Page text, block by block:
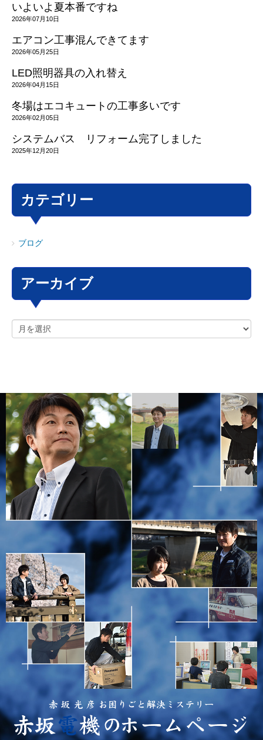
いよいよ夏本番ですね
2026年07月10日
エアコン工事混んできてます
2026年05月25日
LED照明器具の入れ替え
2026年04月15日
冬場はエコキュートの工事多いです
2026年02月05日
システムバス リフォーム完了しました
2025年12月20日
カテゴリー
ブログ
アーカイブ